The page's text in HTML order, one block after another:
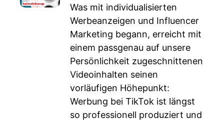
Was mit individualisierten
Werbeanzeigen und Influencer
Marketing begann, erreicht mit
einem passgenau auf unsere
Persönlichkeit zugeschnittenen
Videoinhalten seinen
vorläufigen Höhepunkt:
Werbung bei TikTok ist längst
so professionell produziert und